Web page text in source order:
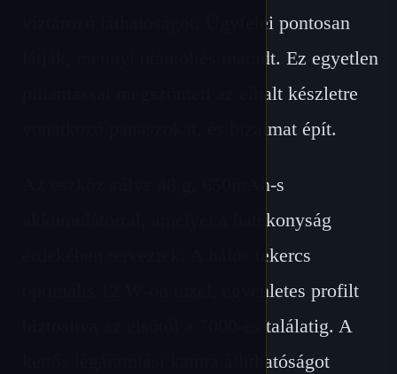
víztározó láthatóságot. Ügyfelei pontosan
látják, mennyi utántöltés maradt. Ez egyetlen
pillantással megszünteti az elhalt készletre
vonatkozó panaszokat, és bizalmat épít.
Az eszköz súlya 48 g, 650mAh-s
akkumulátorral, amelyet a hatékonyság
érdekében terveztek. A hálós tekercs
optimális 12 W-on tüzel, egyenletes profilt
biztosítva az elsőtől a 7000-es találatig. A
kettős légáramlási kamra állíthatóságot